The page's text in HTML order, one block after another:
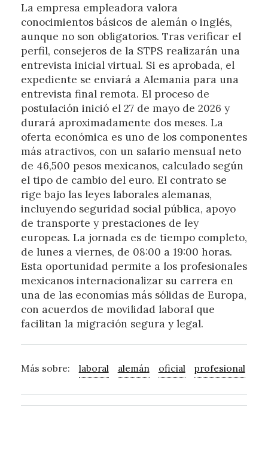
La empresa empleadora valora
conocimientos básicos de alemán o inglés,
aunque no son obligatorios. Tras verificar el
perfil, consejeros de la STPS realizarán una
entrevista inicial virtual. Si es aprobada, el
expediente se enviará a Alemania para una
entrevista final remota. El proceso de
postulación inició el 27 de mayo de 2026 y
durará aproximadamente dos meses. La
oferta económica es uno de los componentes
más atractivos, con un salario mensual neto
de 46,500 pesos mexicanos, calculado según
el tipo de cambio del euro. El contrato se
rige bajo las leyes laborales alemanas,
incluyendo seguridad social pública, apoyo
de transporte y prestaciones de ley
europeas. La jornada es de tiempo completo,
de lunes a viernes, de 08:00 a 19:00 horas.
Esta oportunidad permite a los profesionales
mexicanos internacionalizar su carrera en
una de las economías más sólidas de Europa,
con acuerdos de movilidad laboral que
facilitan la migración segura y legal.
Más sobre: laboral alemán oficial profesional